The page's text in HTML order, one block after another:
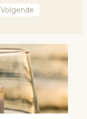
Volgende